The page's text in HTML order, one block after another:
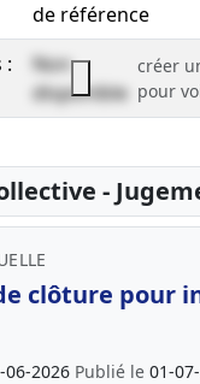
de référence
:
Non
disponible
créer
pour
-
clôture pour
06-2026 Publié le 01-